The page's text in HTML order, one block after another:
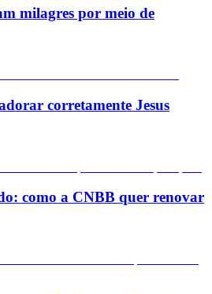
milagres por meio de
corretamente Jesus
como a CNBB quer renovar